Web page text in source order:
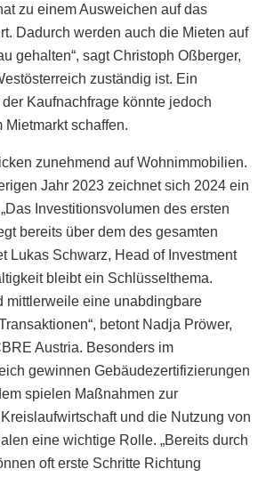
zu einem Ausweichen auf das
Dadurch werden auch die Mieten auf
gehalten“, sagt Christoph Oßberger,
zuständig ist. Ein
Kaufnachfrage könnte jedoch
Mietmarkt schaffen.
zunehmend auf Wohnimmobilien.
Jahr 2023 zeichnet sich 2024 ein
Investitionsvolumen des ersten
bereits über dem des gesamten
Lukas Schwarz, Head of Investment
bleibt ein Schlüsselthema.
mittlerweile eine unabdingbare
betont Nadja Pröwer,
Austria. Besonders im
gewinnen Gebäudezertifizierungen
spielen Maßnahmen zur
und die Nutzung von
eine wichtige Rolle. „Bereits durch
oft erste Schritte Richtung